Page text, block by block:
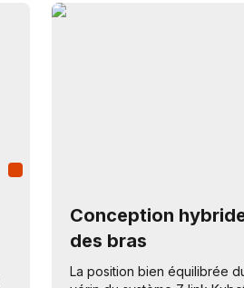
Conception
des bras
La position bien équilibrée